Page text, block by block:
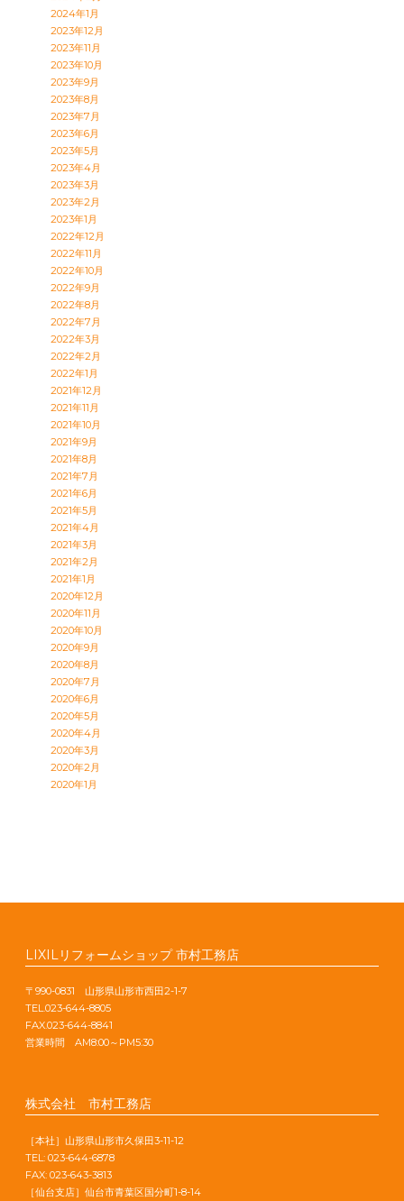
2024年1月
2023年12月
2023年11月
2023年10月
2023年9月
2023年8月
2023年7月
2023年6月
2023年5月
2023年4月
2023年3月
2023年2月
2023年1月
2022年12月
2022年11月
2022年10月
2022年9月
2022年8月
2022年7月
2022年3月
2022年2月
2022年1月
2021年12月
2021年11月
2021年10月
2021年9月
2021年8月
2021年7月
2021年6月
2021年5月
2021年4月
2021年3月
2021年2月
2021年1月
2020年12月
2020年11月
2020年10月
2020年9月
2020年8月
2020年7月
2020年6月
2020年5月
2020年4月
2020年3月
2020年2月
2020年1月
LIXILリフォームショップ 市村工務店
〒990-0831 山形県山形市西田2-1-7
TEL.023-644-8805
FAX.023-644-8841
営業時間 AM8:00～PM5:30
株式会社 市村工務店
［本社］山形県山形市久保田3-11-12
TEL: 023-644-6878
FAX: 023-643-3813
［仙台支店］仙台市青葉区国分町1-8-14